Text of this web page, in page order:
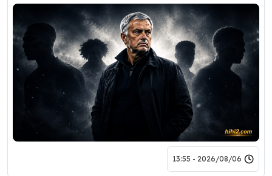
2026/08/06 - 13:55